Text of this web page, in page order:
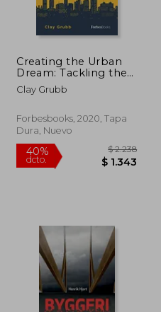
Creating the Urban
Dream: Tackling the
Affordable Housing
Crisis With
Inglés)
Clay Grubb
Forbesbooks, 2020, Tapa
Dura, Nuevo